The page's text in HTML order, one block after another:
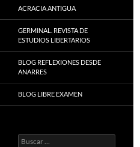
ACRACIA ANTIGUA
GERMINAL. REVISTA DE
ESTUDIOS LIBERTARIOS
BLOG REFLEXIONES DESDE
ANARRES
BLOG LIBRE EXAMEN
Buscar: